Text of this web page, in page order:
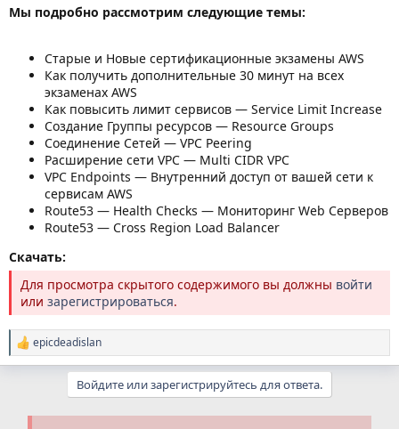
Мы подробно рассмотрим следующие темы:
Старые и Новые сертификационные экзамены AWS
Как получить дополнительные 30 минут на всех
экзаменах AWS
Как повысить лимит сервисов — Service Limit Increase
Создание Группы ресурсов — Resource Groups
Соединение Сетей — VPC Peering
Расширение сети VPC — Multi CIDR VPC
VPC Endpoints — Внутренний доступ от вашей сети к
сервисам AWS
Route53 — Health Checks — Мониторинг Web Серверов
Route53 — Cross Region Load Balancer
Скачать:
Для просмотра скрытого содержимого вы должны войти
или зарегистрироваться.
Р
е
epicdeadislan
Войдите или зарегистрируйтесь для ответа.